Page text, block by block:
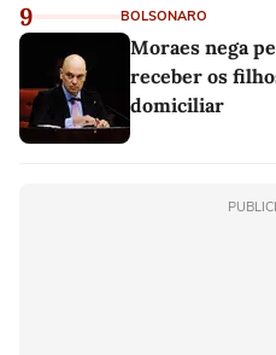
9 BOLSONARO
Moraes nega
receber os
domiciliar